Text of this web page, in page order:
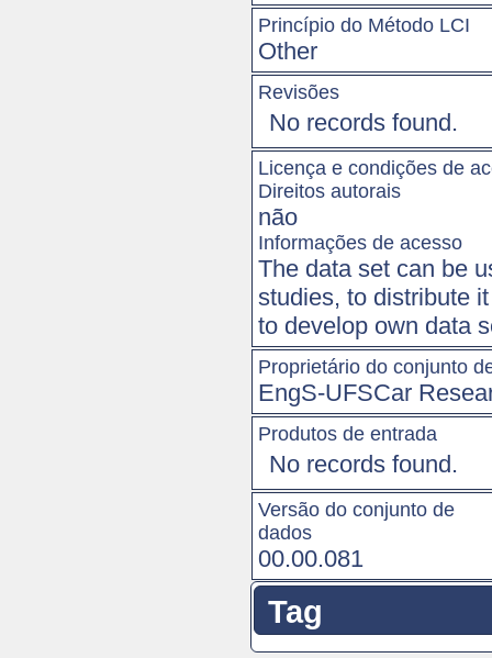
Princípio do Método LCI
Other
Revisões
No records found.
Licença e condições de
Direitos autorais
não
Informações de acesso
The data set can be
studies, to distribute
to develop own data
Proprietário do conjunto
EngS-UFSCar
Produtos de entrada
No records found.
Versão do conjunto de
dados
00.00.081
Tag